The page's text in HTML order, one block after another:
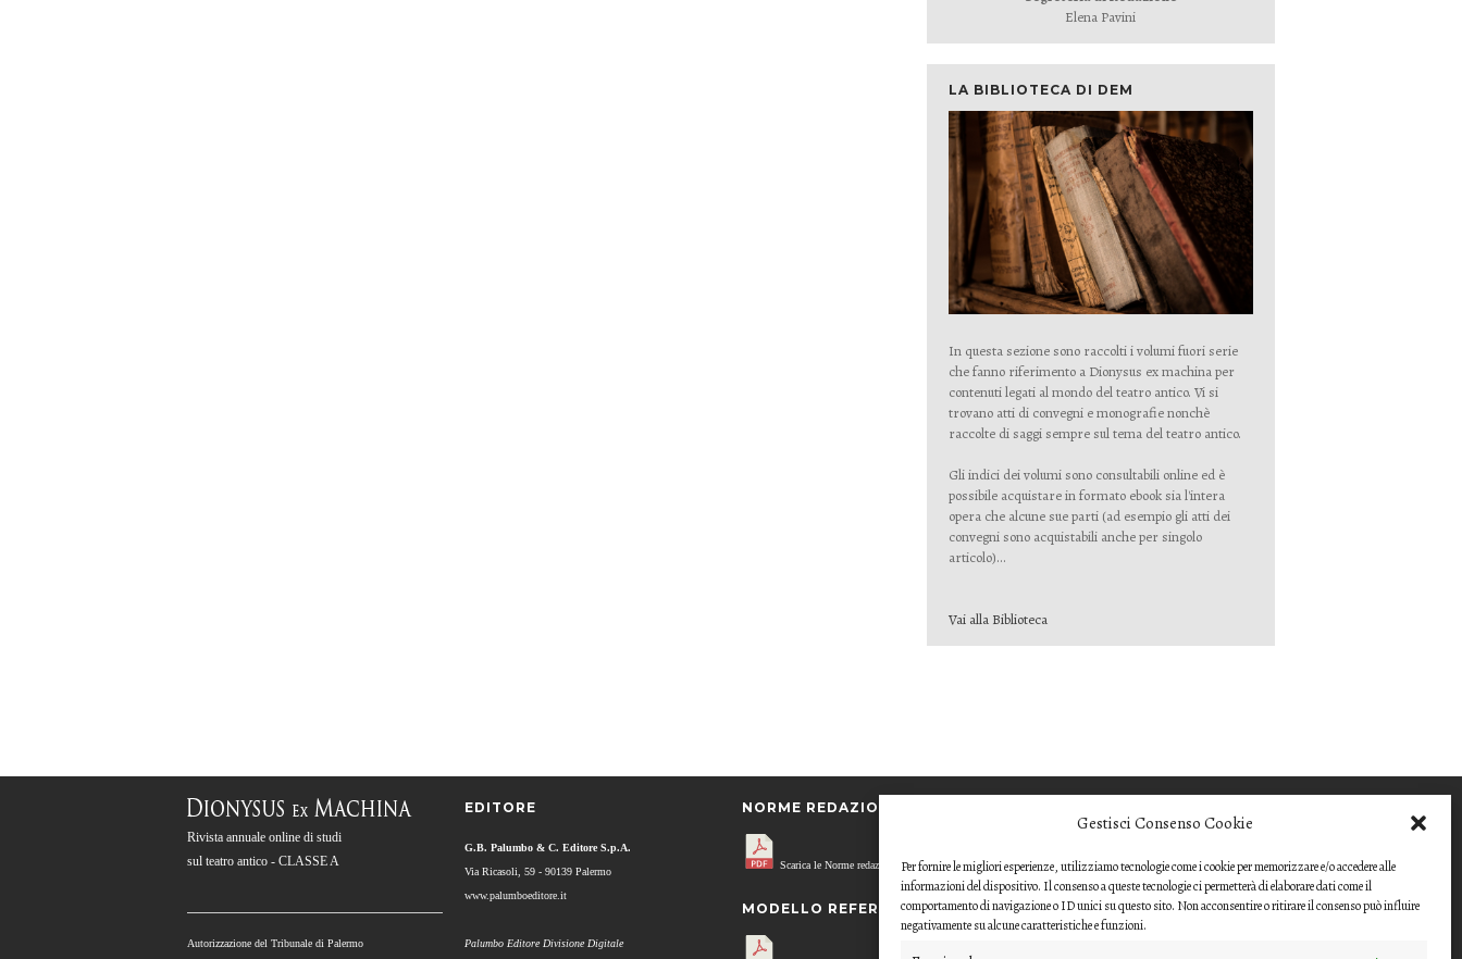
Gestisci Consenso Cookie
Per fornire le migliori esperienze, utilizziamo tecnologie come i cookie per memorizzare e/o accedere alle
informazioni del dispositivo. Il consenso a queste tecnologie ci permetterà di elaborare dati come il
comportamento di navigazione o ID unici su questo sito. Non acconsentire o ritirare il consenso può influire
negativamente su alcune caratteristiche e funzioni.
Elena Pavini
LA BIBLIOTECA DI DEM
In questa sezione sono raccolti i volumi fuori serie
che fanno riferimento a Dionysus ex machina per
contenuti legati al mondo del teatro antico. Vi si
trovano atti di convegni e monografie nonchè
raccolte di saggi sempre sul tema del teatro antico.
Gli indici dei volumi sono consultabili online ed è
possibile acquistare in formato ebook sia l'intera
opera che alcune sue parti (ad esempio gli atti dei
convegni sono acquistabili anche per singolo
articolo)...
Vai alla Biblioteca
Rivista annuale online di studi
sul teatro antico - CLASSE A
Autorizzazione del Tribunale di Palermo
EDITORE
G.B. Palumbo & C. Editore S.p.A.
Via Ricasoli, 59 - 90139 Palermo
www.palumboeditore.it
Palumbo Editore Divisione Digitale
NORME REDAZIONALI
Scarica le Norme redazionali.
MODELLO REFEREE
CONTRIBUTO
Gli articoli o i contributi da proporre devono
essere inviati ai